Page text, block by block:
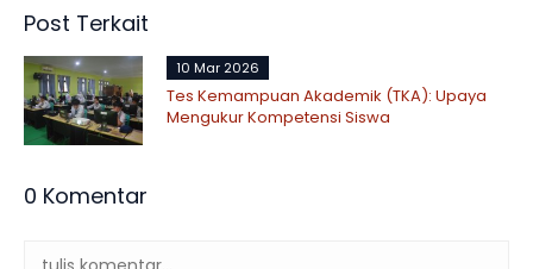
Post Terkait
10 Mar 2026
Tes Kemampuan Akademik (TKA): Upaya
Mengukur Kompetensi Siswa
0 Komentar